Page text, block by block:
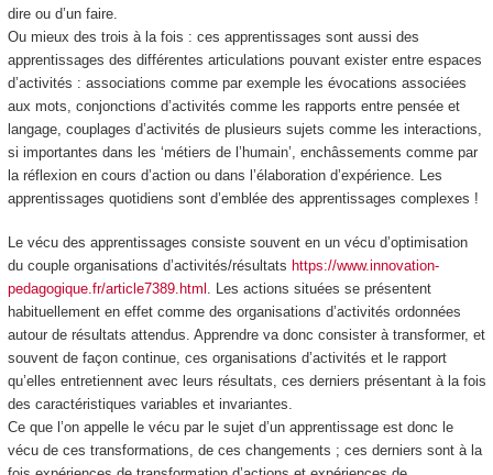
dire ou d’un faire.
Ou mieux des trois à la fois : ces apprentissages sont aussi des
apprentissages des différentes articulations pouvant exister entre espaces
d’activités : associations comme par exemple les évocations associées
aux mots, conjonctions d’activités comme les rapports entre pensée et
langage, couplages d’activités de plusieurs sujets comme les interactions,
si importantes dans les ‘métiers de l’humain’, enchâssements comme par
la réflexion en cours d’action ou dans l’élaboration d’expérience. Les
apprentissages quotidiens sont d’emblée des apprentissages complexes !
Le vécu des apprentissages consiste souvent en un vécu d’optimisation
du couple organisations d’activités/résultats https://www.innovation-
pedagogique.fr/article7389.html . Les actions situées se présentent
habituellement en effet comme des organisations d’activités ordonnées
autour de résultats attendus. Apprendre va donc consister à transformer, et
souvent de façon continue, ces organisations d’activités et le rapport
qu’elles entretiennent avec leurs résultats, ces derniers présentant à la fois
des caractéristiques variables et invariantes.
Ce que l’on appelle le vécu par le sujet d’un apprentissage est donc le
vécu de ces transformations, de ces changements ; ces derniers sont à la